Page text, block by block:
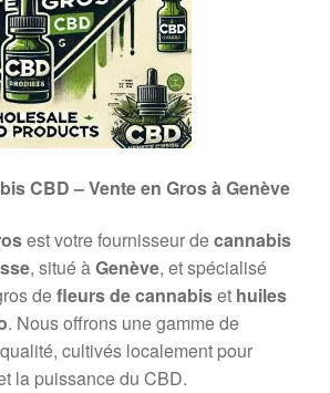
CBD – Vente en Gros à Genève
est votre fournisseur decannabis
, situé àGenève, et spécialisé
defleurs de cannabiset huiles
. Nous offrons une gamme de
cultivés localement pour
la puissance du CBD.